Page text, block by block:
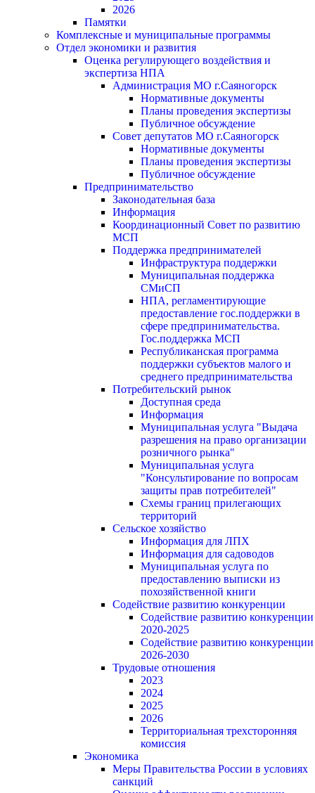
2026
Памятки
Комплексные и муниципальные программы
Отдел экономики и развития
Оценка регулирующего воздействия и
экспертиза НПА
Администрация МО г.Саяногорск
Нормативные документы
Планы проведения экспертизы
Публичное обсуждение
Совет депутатов МО г.Саяногорск
Нормативные документы
Планы проведения экспертизы
Публичное обсуждение
Предпринимательство
Законодательная база
Информация
Координационный Совет по развитию
МСП
Поддержка предпринимателей
Инфраструктура поддержки
Муниципальная поддержка
СМиСП
НПА, регламентирующие
предоставление гос.поддержки в
сфере предпринимательства.
Гос.поддержка МСП
Республиканская программа
поддержки субъектов малого и
среднего предпринимательства
Потребительский рынок
Доступная среда
Информация
Муниципальная услуга "Выдача
разрешения на право организации
розничного рынка"
Муниципальная услуга
"Консультирование по вопросам
защиты прав потребителей"
Схемы границ прилегающих
территорий
Сельское хозяйство
Информация для ЛПХ
Информация для садоводов
Муниципальная услуга по
предоставлению выписки из
похозяйственной книги
Содействие развитию конкуренции
Содействие развитию конкуренции
2020-2025
Содействие развитию конкуренции
2026-2030
Трудовые отношения
2023
2024
2025
2026
Территориальная трехсторонняя
комиссия
Экономика
Меры Правительства России в условиях
санкций